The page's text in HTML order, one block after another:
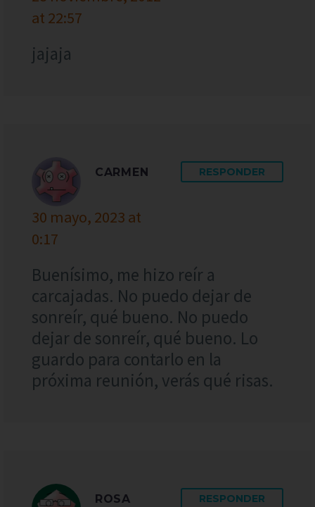
at 22:57
jajaja
CARMEN
30 mayo, 2023 at
0:17
RESPONDER
Buenísimo, me hizo reír a
carcajadas. No puedo dejar de
sonreír, qué bueno. No puedo
dejar de sonreír, qué bueno. Lo
guardo para contarlo en la
próxima reunión, verás qué risas.
ROSA
RESPONDER